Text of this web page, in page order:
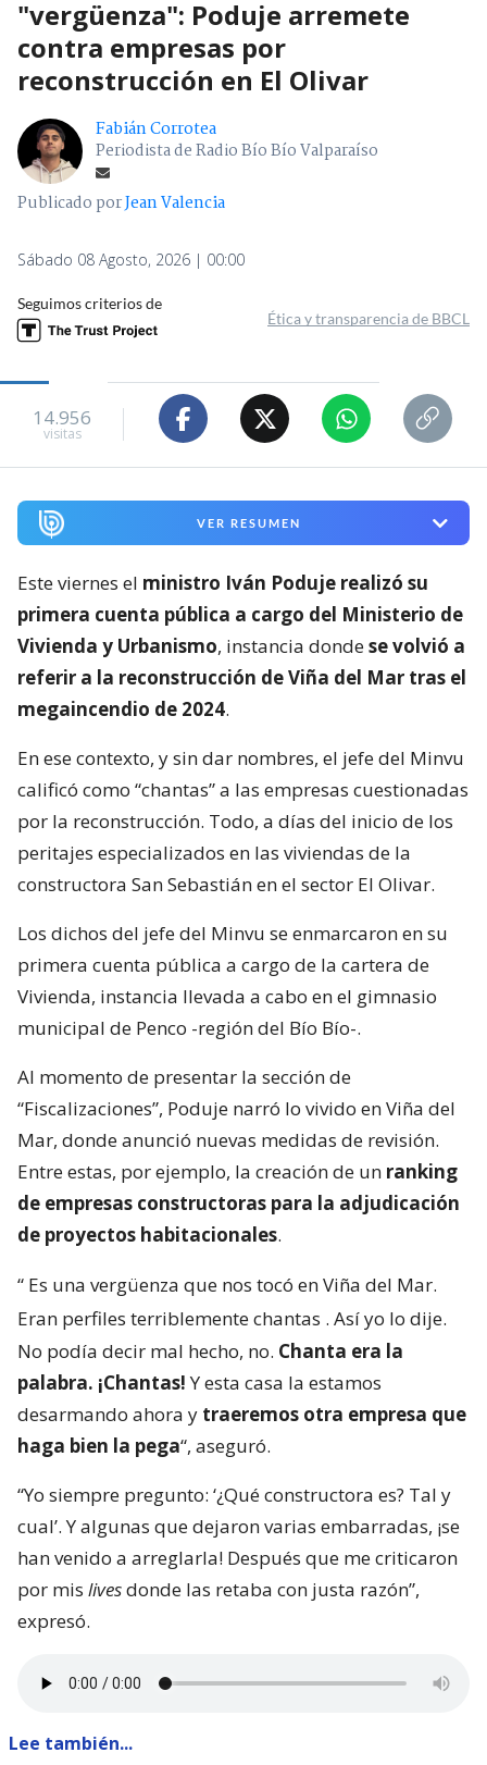
"vergüenza": Poduje arremete
contra empresas por
reconstrucción en El Olivar
Fabián Corrotea
Periodista de Radio Bío Bío Valparaíso
Publicado porJean Valencia
Sábado 08 Agosto, 2026 | 00:00
Seguimos criterios de
Ética y transparencia de BBCL
14.956
visitas
VER RESUMEN
Este viernes el ministro Iván Poduje realizó su
primera cuenta pública a cargo del Ministerio de
Vivienda y Urbanismo, instancia dondese volvió a
referir a la reconstrucción de Viña del Mar tras el
megaincendio de 2024.
En ese contexto, y sin dar nombres, el jefe del Minvu
calificó como “chantas” a las empresas cuestionadas
por la reconstrucción. Todo, a días del inicio de los
peritajes especializados en las viviendas de la
constructora San Sebastián en el sector El Olivar.
Los dichos del jefe del Minvu se enmarcaron en su
primera cuenta pública a cargo de la cartera de
Vivienda, instancia llevada a cabo en el gimnasio
municipal de Penco -región del Bío Bío-.
Al momento de presentar la sección de
“Fiscalizaciones”, Poduje narró lo vivido en Viña del
Mar, donde anunció nuevas medidas de revisión.
Entre estas, por ejemplo, la creación de un ranking
de empresas constructoras para la adjudicación
de proyectos habitacionales.
“ Es una vergüenza que nos tocó en Viña del Mar.
Eran perfiles terriblemente chantas . Así yo lo dije.
No podía decir mal hecho, no. Chanta era la
palabra. ¡Chantas!Y esta casa la estamos
desarmando ahora y traeremos otra empresa que
haga bien la pega“, aseguró.
“Yo siempre pregunto: ‘¿Qué constructora es? Tal y
cual’. Y algunas que dejaron varias embarradas, ¡se
han venido a arreglarla! Después que me criticaron
por mis livesdonde las retaba con justa razón”,
expresó.
Lee también...